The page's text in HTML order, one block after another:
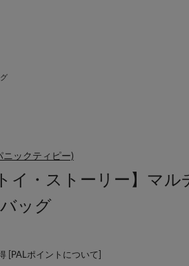
ニックティピー)
トイ・ストーリー】マル
ッグ
[ PALポイントについて